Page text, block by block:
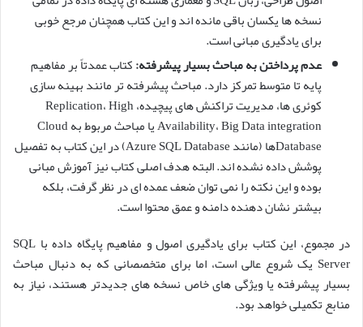
نسخه ها یکسان باقی مانده اند و این کتاب همچنان مرجع خوبی
برای یادگیری مبانی است.
عدم پرداختن به مباحث بسیار پیشرفته:کتاب عمدتاً بر مفاهیم
پایه تا متوسط تمرکز دارد. مباحث پیشرفته تر مانند بهینه سازی
کوئری ها، مدیریت تراکنش های پیچیده، Replication، High
Availability، Big Data integration یا مباحث مربوط به Cloud
Databaseها (مانند Azure SQL Database) در این کتاب به تفصیل
پوشش داده نشده اند. البته هدف اصلی کتاب نیز آموزش مبانی
بوده و این نکته را نمی توان ضعف عمده ای در نظر گرفت، بلکه
بیشتر نشان دهنده دامنه و عمق محتوا است.
در مجموع، این کتاب برای یادگیری اصول و مفاهیم پایگاه داده با SQL
Server یک شروع عالی است، اما برای متخصصانی که به دنبال مباحث
بسیار پیشرفته یا ویژگی های خاص نسخه های جدیدتر هستند، نیاز به
منابع تکمیلی خواهد بود.